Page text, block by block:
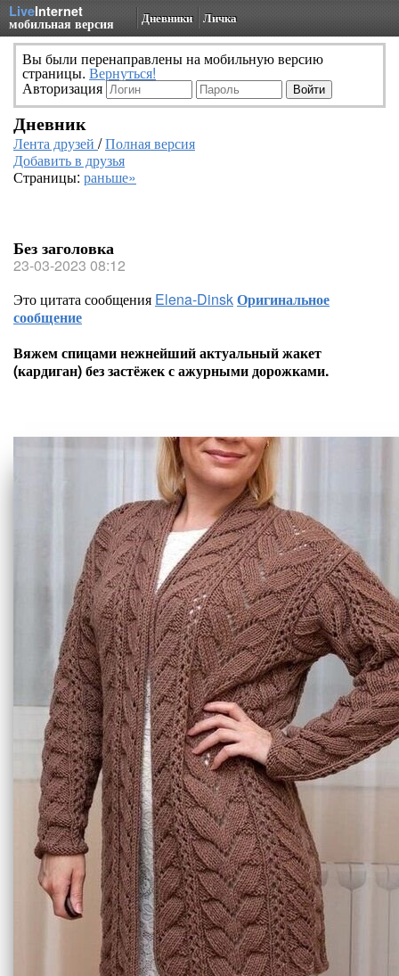
LiveInternet
мобильная версия Дневники Личка
Вы были перенаправлены на мобильную версию
страницы. Вернуться!
Авторизация
Дневник
Лента друзей /Полная версия
Добавить в друзья
Страницы: раньше»
Без заголовка
23-03-2023 08:12
Это цитата сообщения Elena-DinskОригинальное
сообщение
Вяжем спицами нежнейший актуальный жакет
(кардиган) без застёжек с ажурными дорожками.